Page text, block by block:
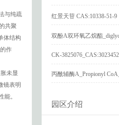
与纯疏
共聚
体结构
作
未显
镜表明
。
红景天苷 CAS:10338-51-9
CK-
园区介绍